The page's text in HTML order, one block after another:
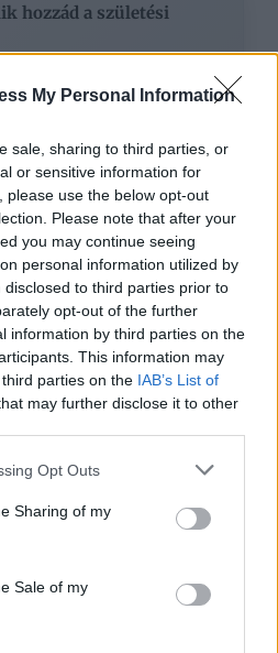
My Personal Information
sale, sharing to third parties, or
or sensitive information for
please use the below opt-out
Please note that after your
you may continue seeing
personal information utilized by
to third parties prior to
opt-out of the further
information by third parties on the
This information may
parties on the IAB’s List of
may further disclose it to other
app uses one or more Google
behaviour. You may click to
and its third-party tags to
purposes in below Google
Opt Outs
Sharing of my
Sale of my
hozzád a születési
Ma, augusztus 8.: László
ünnepel – Milyen